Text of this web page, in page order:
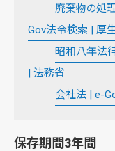
廃棄物の処
Gov法令検索 | 厚
昭和八年法
| 法務省
会社法 | e-
保存期間3年間